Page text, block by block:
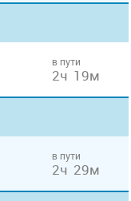
в пути
2ч 19м
в пути
2ч 29м